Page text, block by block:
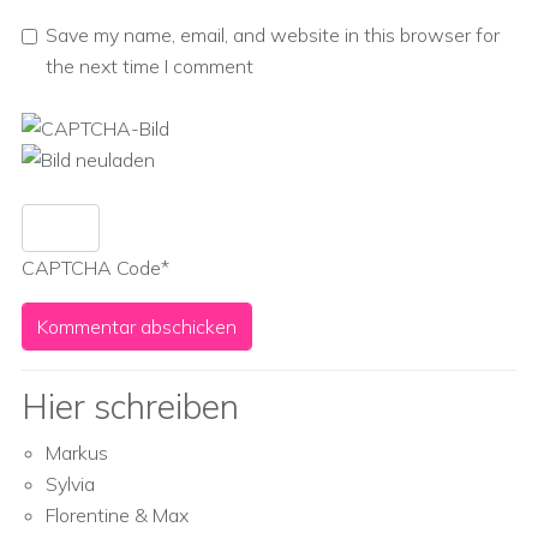
Save my name, email, and website in this browser for
the next time I comment
CAPTCHA Code*
Hier schreiben
Markus
Sylvia
Florentine & Max